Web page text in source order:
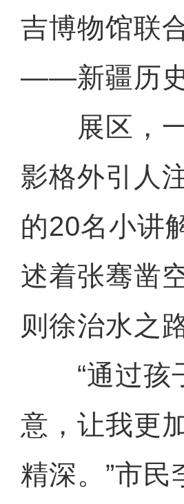
吉博物馆联
——新疆历
展区，一
影格外引人
的20名小讲
述着张骞凿
则徐治水之
“通过孩子
意，让我更
精深。”市